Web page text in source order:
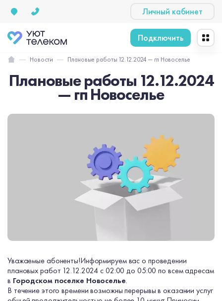
Личный кабинет
Подключить
Новости Плановые работы 12.12.2024 — гп Новоселье
Плановые работы 12.12.2024
— гп Новоселье
Уважаемые абоненты!Информируем вас о проведении
плановых работ 12.12.2024 с 02:00 до 05:00 по всем адресам
в Городском поселке Новоселье.
В течение этого времени возможны перерывы в оказании услуг